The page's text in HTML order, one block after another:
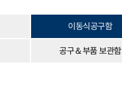
이동식공구함
공구＆부품 보관함